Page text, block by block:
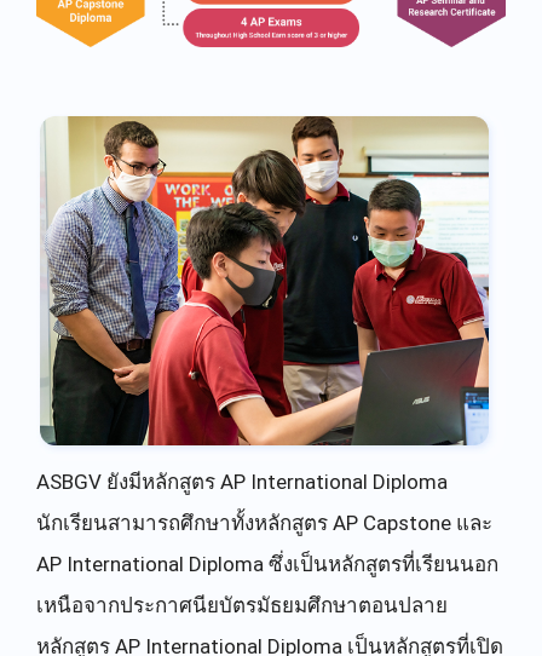
ASBGV ยังมีหลักสูตร AP International Diploma
นักเรียนสามารถศึกษาทั้งหลักสูตร AP Capstone และ
AP International Diploma ซึ่งเป็นหลักสูตรที่เรียนนอก
เหนือจากประกาศนียบัตรมัธยมศึกษาตอนปลาย
หลักสูตร AP International Diploma เป็นหลักสูตรที่เปิด